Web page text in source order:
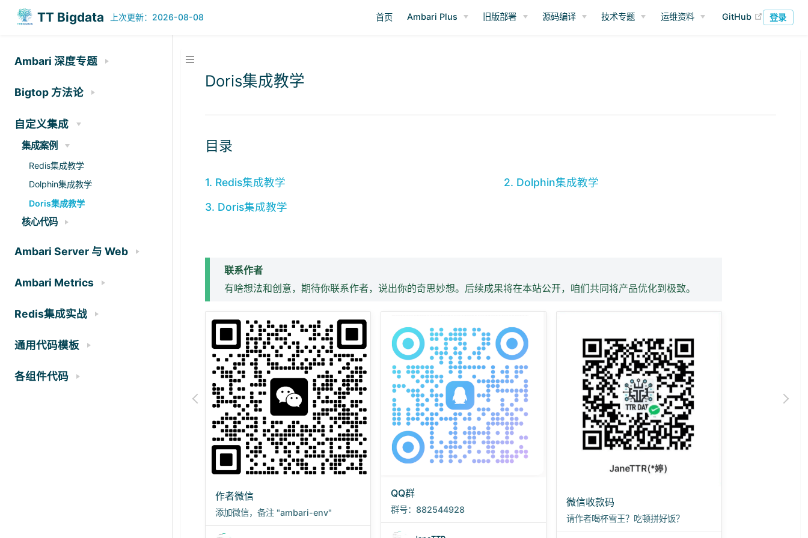
TT Bigdata 今日 179 · 历史 238796 首页 Ambari Plus 旧版部署 源码编译 技术专题 运维资料 GitHub (opens
登录
Ambari 深度专题
Bigtop 方法论
自定义集成
集成案例
Redis集成教学
Dolphin集成教学
Doris集成教学
核心代码
Ambari Server 与 Web
Ambari Metrics
Redis集成实战
通用代码模板
各组件代码
Doris集成教学
目录
1. Redis集成教学
2. Dolphin集成教学
3. Doris集成教学
联系作者
有啥想法和创意，期待你联系作者，说出你的奇思妙想。后续成果将在本站公开，咱们共同将产品优化到极致。
作者微信
添加微信，备注 "ambari-env"
QQ群
群号：882544928
微信收款码
请作者喝杯雪王？吃顿拼好饭？